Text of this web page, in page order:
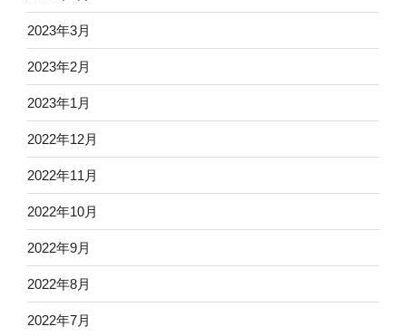
2023年3月
2023年2月
2023年1月
2022年12月
2022年11月
2022年10月
2022年9月
2022年8月
2022年7月